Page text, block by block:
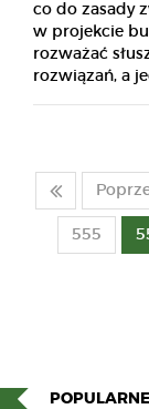
co do zasady
w projekcie
rozważać
rozwiązań, a
555
POPULARNE